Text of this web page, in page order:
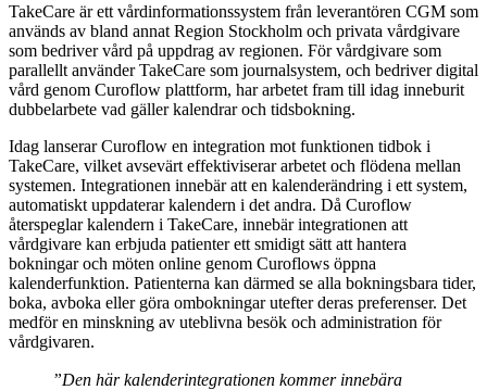
TakeCare är ett vårdinformationssystem från leverantören CGM som
används av bland annat Region Stockholm och privata vårdgivare
som bedriver vård på uppdrag av regionen. För vårdgivare som
parallellt använder TakeCare som journalsystem, och bedriver digital
vård genom Curoflow plattform, har arbetet fram till idag inneburit
dubbelarbete vad gäller kalendrar och tidsbokning.
Idag lanserar Curoflow en integration mot funktionen tidbok i
TakeCare, vilket avsevärt effektiviserar arbetet och flödena mellan
systemen. Integrationen innebär att en kalenderändring i ett system,
automatiskt uppdaterar kalendern i det andra. Då Curoflow
återspeglar kalendern i TakeCare, innebär integrationen att
vårdgivare kan erbjuda patienter ett smidigt sätt att hantera
bokningar och möten online genom Curoflows öppna
kalenderfunktion. Patienterna kan därmed se alla bokningsbara tider,
boka, avboka eller göra ombokningar utefter deras preferenser. Det
medför en minskning av uteblivna besök och administration för
vårdgivaren.
”Den här kalenderintegrationen kommer innebära